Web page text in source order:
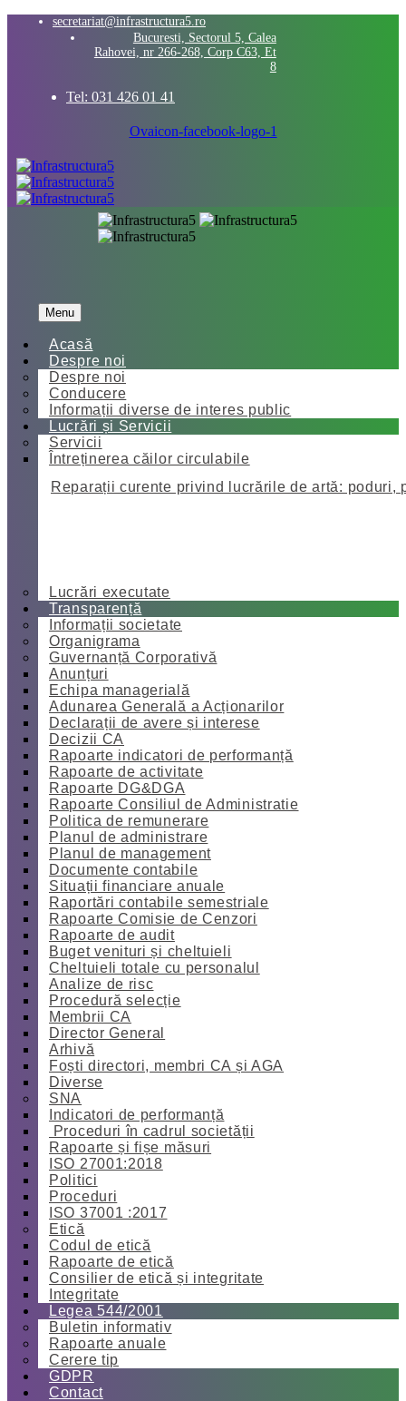
secretariat@infrastructura5.ro
Bucuresti, Sectorul 5, Calea
Rahovei, nr 266-268, Corp C63, Et
8
Tel: 031 426 01 41
Ovaicon-facebook-logo-1
Menu
Acasă
Despre noi
Despre noi
Conducere
Informații diverse de interes public
Lucrări și Servicii
Servicii
Întreținerea căilor circulabile
Reparații curente privind lucrările de artă: poduri,
Lucrări executate
Transparență
Informații societate
Organigrama
Guvernanță Corporativă
Anunțuri
Echipa managerială
Adunarea Generală a Acționarilor
Declarații de avere și interese
Decizii CA
Rapoarte indicatori de performanță
Rapoarte de activitate
Rapoarte DG&DGA
Rapoarte Consiliul de Administratie
Politica de remunerare
Planul de administrare
Planul de management
Documente contabile
Situații financiare anuale
Raportări contabile semestriale
Rapoarte Comisie de Cenzori
Rapoarte de audit
Buget venituri și cheltuieli
Cheltuieli totale cu personalul
Analize de risc
Procedură selecție
Membrii CA
Director General
Arhivă
Foști directori, membri CA și AGA
Diverse
SNA
Indicatori de performanță
Proceduri în cadrul societății
Rapoarte și fișe măsuri
ISO 27001:2018
Politici
Proceduri
ISO 37001 :2017
Etică
Codul de etică
Rapoarte de etică
Consilier de etică și integritate
Integritate
Legea 544/2001
Buletin informativ
Rapoarte anuale
Cerere tip
GDPR
Contact